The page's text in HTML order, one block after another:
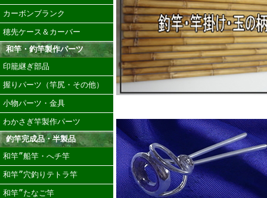
カーボンブランク
穂先ケース＆カーバー
和竿・釣竿製作パーツ
印籠継ぎ部品
握りパーツ（竿尻・その他）
小物パーツ・金具
わかさぎ竿製作パーツ
釣竿完成品・半製品
和竿”船竿・へチ竿
和竿”穴釣りテトラ竿
和竿”たなご竿